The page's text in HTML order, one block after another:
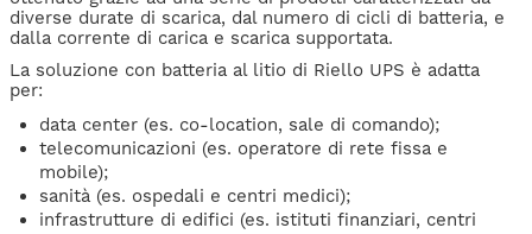
diverse durate di scarica, dal numero di cicli di batteria, e
dalla corrente di carica e scarica supportata.
La soluzione con batteria al litio di Riello UPS è adatta
per:
data center (es. co-location, sale di comando);
telecomunicazioni (es. operatore di rete fissa e
mobile);
sanità (es. ospedali e centri medici);
infrastrutture di edifici (es. istituti finanziari, centri